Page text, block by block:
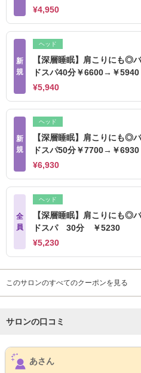
¥4,950
新
規
ヘッド
【深層睡眠】肩こりにも◎
ドスパ40分￥6600→￥5940
¥5,940
新
規
ヘッド
【深層睡眠】肩こりにも◎
ドスパ50分￥7700→￥6930
¥6,930
全
員
ヘッド
【深層睡眠】肩こりにも◎
ドスパ 30分 ￥5230
¥5,230
このサロンのすべてのクーポンを見る
サロンの口コミ
サロンPick Up
あさん